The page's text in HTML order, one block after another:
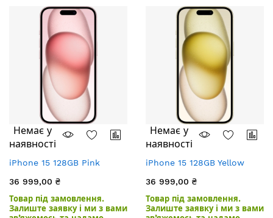
Немає у
наявності
iPhone 15 128GB Pink
36 999,00 ₴
Товар під замовлення.
Залиште заявку і ми з вами
Немає у
наявності
iPhone 15 128GB Yellow
36 999,00 ₴
Товар під замовлення.
Залиште заявку і ми з вами